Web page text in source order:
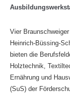
Vier
Heinrich-Büssing-
bieten die
Holztechnik,
Ernährung und
(SuS) der